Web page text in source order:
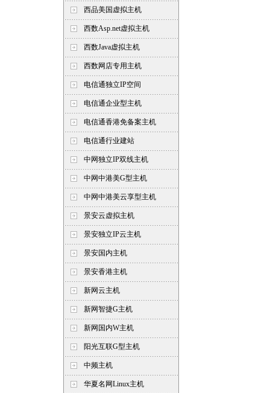
西品美国虚拟主机
西数Asp.net虚拟主机
西数Java虚拟主机
西数网店专用主机
电信通独立IP空间
电信通企业型主机
电信通香港免备案主机
电信通行业建站
中网独立IP双线主机
中网中港美G型主机
中网中港美云享型主机
景安云虚拟主机
景安独立IP云主机
景安国内主机
景安香港主机
新网云主机
新网智捷G主机
新网国内W主机
阳光互联G型主机
中频主机
华夏名网Linux主机